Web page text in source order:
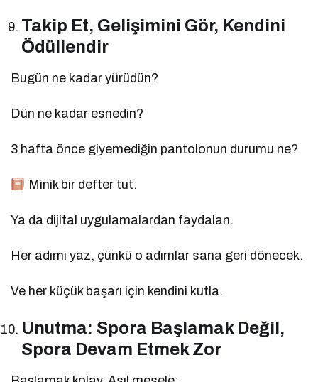
Takip Et, Gelişimini Gör, Kendini
Ödüllendir
Bugün ne kadar yürüdün?
Dün ne kadar esnedin?
3 hafta önce giyemediğin pantolonun durumu ne?
Minik bir defter tut.
Ya da dijital uygulamalardan faydalan.
Her adımı yaz, çünkü o adımlar sana geri dönecek.
Ve her küçük başarı için kendini kutla.
Unutma: Spora Başlamak Değil,
Spora Devam Etmek Zor